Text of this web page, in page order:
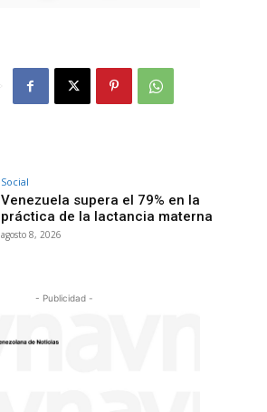
Social
Venezuela supera el 79% en la
práctica de la lactancia materna
agosto 8, 2026
- Publicidad -